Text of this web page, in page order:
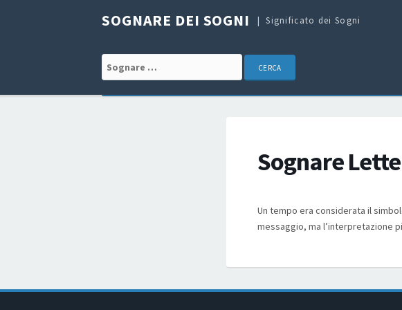
SOGNARE DEI SOGNI Significato dei Sogni
Search for:
Sognare
Un tempo era considerata il
messaggio, ma l’interpretazione